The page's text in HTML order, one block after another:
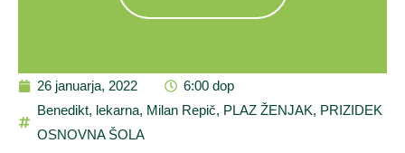
26 januarja, 2022
6:00 dop
Benedikt, lekarna, Milan Repič, PLAZ ŽENJAK, PRIZIDEK
OSNOVNA ŠOLA